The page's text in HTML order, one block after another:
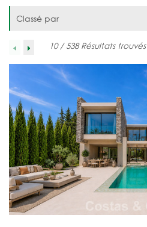
Classé par
10 / 538 Résultats trouvés